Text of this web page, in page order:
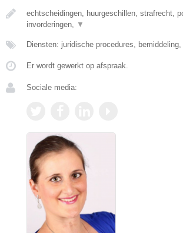
echtscheidingen, huurgeschillen, strafrecht,
invorderingen, ▼
Diensten: juridische procedures,
Er wordt gewerkt op afspraak.
Sociale media: